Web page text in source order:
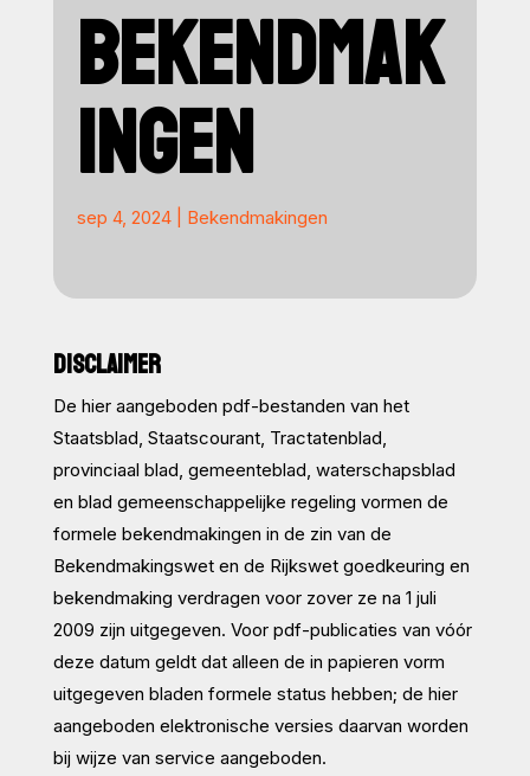
BEKENDMAK
INGEN
sep 4, 2024| Bekendmakingen
DISCLAIMER
De hier aangeboden pdf-bestanden van het
Staatsblad, Staatscourant, Tractatenblad,
provinciaal blad, gemeenteblad, waterschapsblad
en blad gemeenschappelijke regeling vormen de
formele bekendmakingen in de zin van de
Bekendmakingswet en de Rijkswet goedkeuring en
bekendmaking verdragen voor zover ze na 1 juli
2009 zijn uitgegeven. Voor pdf-publicaties van vóór
deze datum geldt dat alleen de in papieren vorm
uitgegeven bladen formele status hebben; de hier
aangeboden elektronische versies daarvan worden
bij wijze van service aangeboden.